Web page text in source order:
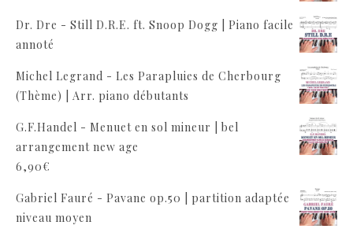
Dr. Dre - Still D.R.E. ft. Snoop Dogg | Piano facile
annoté
Michel Legrand - Les Parapluies de Cherbourg
(Thème) | Arr. piano débutants
G.F.Handel - Menuet en sol mineur | bel
arrangement new age
6,90€
Gabriel Fauré - Pavane op.50 | partition adaptée
niveau moyen